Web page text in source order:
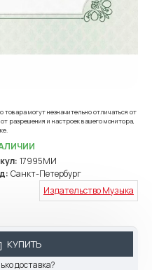
могут незначительно отличаться от
разрешения и настроек вашего монитора,
17995МИ
Санкт-Петербург
Издательство Музыка
КУПИТЬ
доставка?